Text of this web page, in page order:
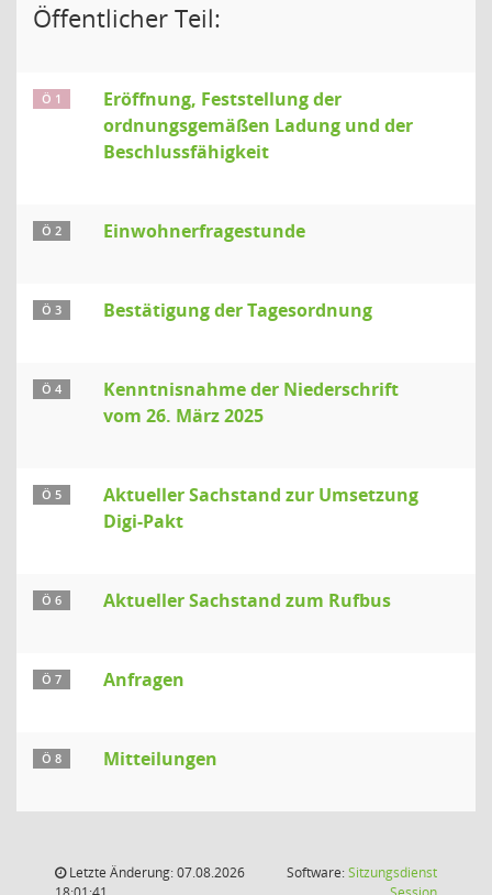
Öffentlicher Teil:
Ö 1
Eröffnung, Feststellung der
ordnungsgemäßen Ladung und der
Beschlussfähigkeit
Ö 2 Einwohnerfragestunde
Ö 3 Bestätigung der Tagesordnung
Ö 4
Kenntnisnahme der Niederschrift
vom 26. März 2025
Ö 5
Aktueller Sachstand zur Umsetzung
Digi-Pakt
Ö 6 Aktueller Sachstand zum Rufbus
Ö 7 Anfragen
Ö 8 Mitteilungen
Letzte Änderung: 07.08.2026
Software:Sitzungsdienst
(Wird in